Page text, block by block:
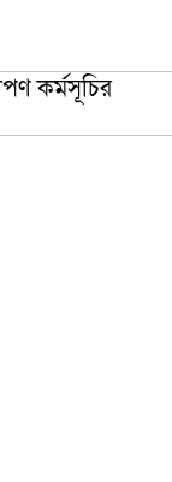
কর্মসূচির